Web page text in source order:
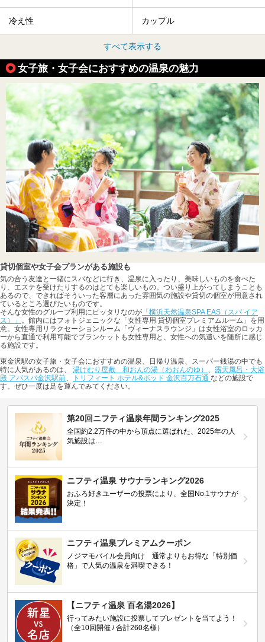
冷え性 カップル
すべて表示する
女子旅・女子会におすすめの温泉の魅力
貸切個室や女子会プランがある施設も
気の合う友達と一緒にスパなどに行き、温泉に入ったり、美味しいものを食べた
り、エステを受けたりするのはとても楽しいもの。つい盛り上がってしまうことも
あるので、できればそういった客層にあった雰囲気の施設や貸切の個室が用意され
ているところ選びたいものです。
そんな女性のグループ利用にピッタリなのが 「横浜天然温泉SPA EAS（スパ イア
ス）」 。館内にはフォトジェニックな「女性専用 貸切個室プレミアムルーム」を用
意。女性専用リラクセーションルーム「ヴィーナスラウンジ」は女性浴室のロッカ
ーから直通で利用可能でブランケットも女性専用と、女性への気遣いを随所に感じ
る施設です。
東金沢駅の女子旅・女子会におすすめの温泉、日帰り温泉、スーパー銭湯の中でも
特に人気があるのは、 湯けむり屋敷 和おんの湯（わおんのゆ） 、 露天風呂・大浴
殿 アパスパ金沢駅前、 トリフィート ホテル&ポッド 金沢百万石通 などの施設で
す。ぜひ一度は足を運んでみてください。
第20回ニフティ温泉年間ランキング2025
全国約2.2万件の中から頂点に選ばれた、2025年の人
気施設は…
ニフティ温泉 サウナランキング2026
おふろ好きユーザーの投票により、全国No.1サウナが
決定！
ニフティ温泉プレミアムクーポン
ノジマモバイル会員向け 通常よりもお得な「特別価
格」で人気の温泉を満喫できる！
【ニフティ温泉 百名湯2026】
行ってみたい施設に投票してプレゼントを当てよう！
（全10回開催 / 合計260名様）